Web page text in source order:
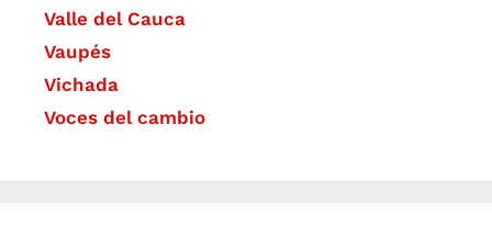
Valle del Cauca
Vaupés
Vichada
Voces del cambio